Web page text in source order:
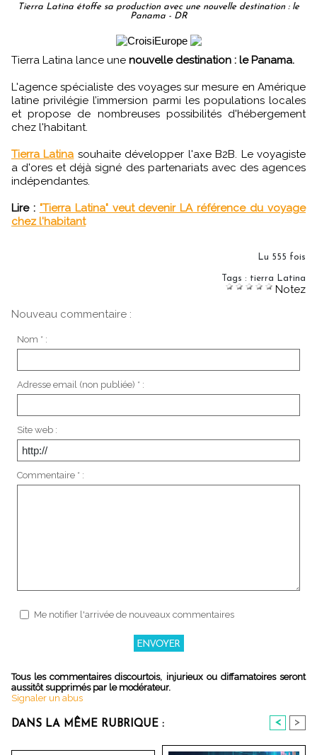
Tierra Latina étoffe sa production avec une nouvelle destination : le
Panama - DR
Tierra Latina lance une nouvelle destination : le Panama.
L'agence spécialiste des voyages sur mesure en Amérique
latine privilégie l’immersion parmi les populations locales
et propose de nombreuses possibilités d'hébergement
chez l'habitant.
Tierra Latina souhaite développer l'axe B2B. Le voyagiste
a d'ores et déjà signé des partenariats avec des agences
indépendantes.
Lire : "Tierra Latina" veut devenir LA référence du voyage
chez l'habitant
Lu 555 fois
Tags : tierra Latina
Notez
Nouveau commentaire :
Nom * :
Adresse email (non publiée) * :
Site web :
Commentaire * :
Me notifier l'arrivée de nouveaux commentaires
Tous les commentaires discourtois, injurieux ou diffamatoires seront
aussitôt supprimés par le modérateur.
Signaler un abus
DANS LA MÊME RUBRIQUE : < >